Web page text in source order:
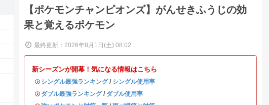
【ポケモンチャンピオンズ】がんせきふうじの効
果と覚えるポケモン
最終更新：2026年8月1日(土) 08:02
新シーズンが開幕！気になる情報はこちら
・ シングル最強ランキング/ シングル使用率
・ ダブル最強ランキング/ ダブル使用率